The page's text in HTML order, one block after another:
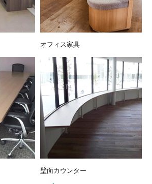
オフィス家具
壁面カウンター